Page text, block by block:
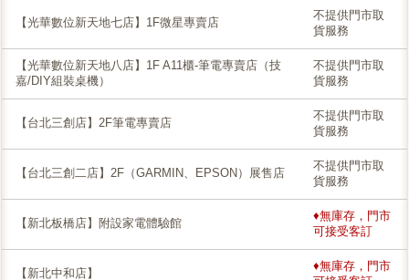
【光華數位新天地七店】1F微星專賣店
不提供門市取
貨服務
【光華數位新天地八店】1F A11櫃-筆電專賣店（技
嘉/DIY組裝桌機）
不提供門市取
貨服務
【台北三創店】2F筆電專賣店
不提供門市取
貨服務
【台北三創二店】2F（GARMIN、EPSON）展售店
不提供門市取
貨服務
【新北板橋店】附設家電體驗館
♦無庫存，門市
可接受客訂
【新北中和店】
♦無庫存，門市